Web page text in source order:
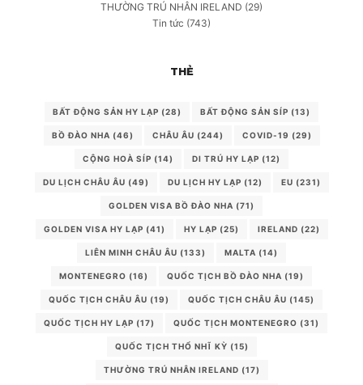
THƯỜNG TRÚ NHÂN IRELAND (29)
Tin tức (743)
THẺ
BẤT ĐỘNG SẢN HY LẠP (28) BẤT ĐỘNG SẢN SÍP (13)
BỒ ĐÀO NHA (46) CHÂU ÂU (244) COVID-19 (29)
CỘNG HOÀ SÍP (14) DI TRÚ HY LẠP (12)
DU LỊCH CHÂU ÂU (49) DU LỊCH HY LẠP (12) EU (231)
GOLDEN VISA BỒ ĐÀO NHA (71)
GOLDEN VISA HY LẠP (41) HY LẠP (25) IRELAND (22)
LIÊN MINH CHÂU ÂU (133) MALTA (14)
MONTENEGRO (16) QUỐC TỊCH BỒ ĐÀO NHA (19)
QUỐC TỊCH CHÂU ÂU (19) QUỐC TỊCH CHÂU ÂU (145)
QUỐC TỊCH HY LẠP (17) QUỐC TỊCH MONTENEGRO (31)
QUỐC TỊCH THỔ NHĨ KỲ (15)
THƯỜNG TRÚ NHÂN IRELAND (17)